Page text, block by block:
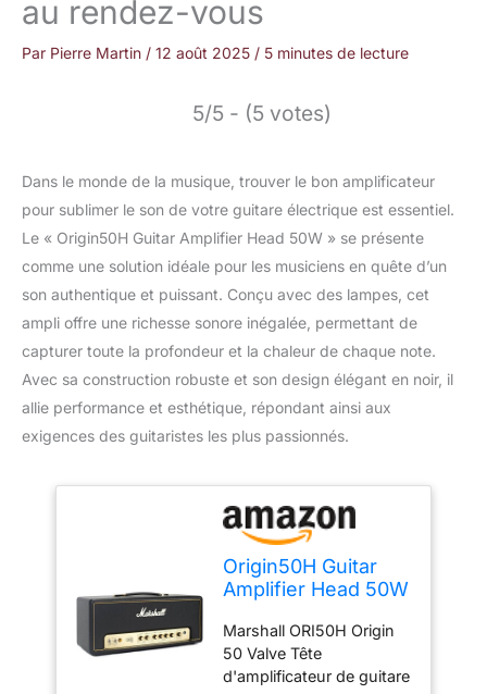
au rendez-vous
Par Pierre Martin / 12 août 2025 / 5 minutes de lecture
5/5 - (5 votes)
Dans le monde de la musique, trouver le bon amplificateur
pour sublimer le son de votre guitare électrique est essentiel.
Le « Origin50H Guitar Amplifier Head 50W » se présente
comme une solution idéale pour les musiciens en quête d’un
son authentique et puissant. Conçu avec des lampes, cet
ampli offre une richesse sonore inégalée, permettant de
capturer toute la profondeur et la chaleur de chaque note.
Avec sa construction robuste et son design élégant en noir, il
allie performance et esthétique, répondant ainsi aux
exigences des guitaristes les plus passionnés.
Origin50H Guitar
Amplifier Head 50W
d'Ampli à Lampes
pour Guitare
Électrique
Marshall ORI50H Origin
50 Valve Tête
d'amplificateur de guitare